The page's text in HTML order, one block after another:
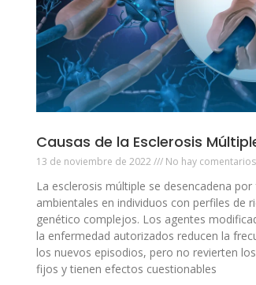
Causas de la Esclerosis
13 de noviembre de 2022 No hay comentarios
La esclerosis múltiple se desencadena
ambientales en individuos con perfiles de
genético complejos. Los agentes
la enfermedad autorizados reducen la
los nuevos episodios, pero no revierten
fijos y tienen efectos cuestionables